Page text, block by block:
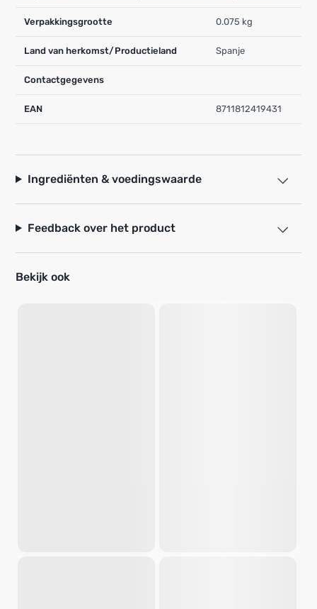
Verpakkingsgrootte 0.075 kg
Land van herkomst/Productieland Spanje
Contactgegevens
EAN 8711812419431
Ingrediënten & voedingswaarde
Feedback over het product
Bekijk ook